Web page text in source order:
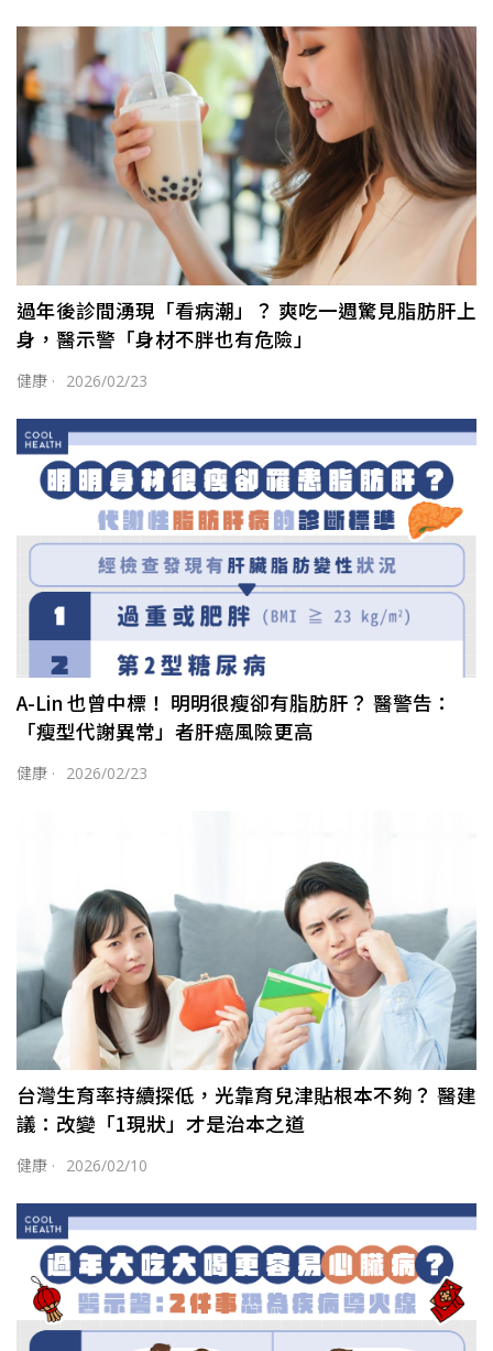
過年後診間湧現「看病潮」？ 爽吃一週驚見脂肪肝上
身，醫示警「身材不胖也有危險」
健康 · 2026/02/23
A-Lin 也曾中標！ 明明很瘦卻有脂肪肝？ 醫警告：
「瘦型代謝異常」者肝癌風險更高
健康 · 2026/02/23
台灣生育率持續探低，光靠育兒津貼根本不夠？ 醫建
議：改變「1現狀」才是治本之道
健康 · 2026/02/10